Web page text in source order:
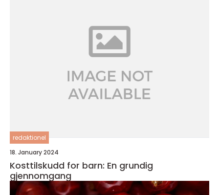
redaktionel
18. January 2024
Kosttilskudd for barn: En grundig
gjennomgang